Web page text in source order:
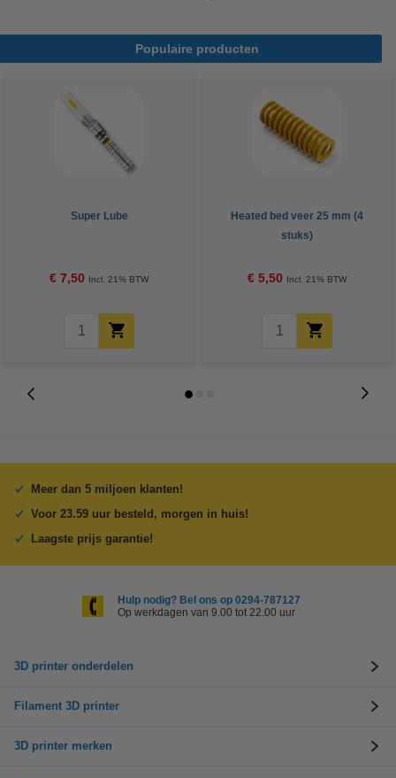
Populaire producten
Super Lube
€ 7,50 Incl. 21% BTW
Heated bed veer 25 mm (4
stuks)
€ 5,50 Incl. 21% BTW
Meer dan 5 miljoen klanten!
Voor 23.59 uur besteld, morgen in huis!
Laagste prijs garantie!
Hulp nodig? Bel ons op 0294-787127
Op werkdagen van 9.00 tot 22.00 uur
3D printer onderdelen
Filament 3D printer
3D printer merken